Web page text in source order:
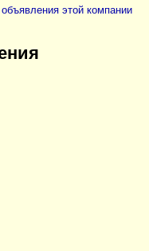
этой компании